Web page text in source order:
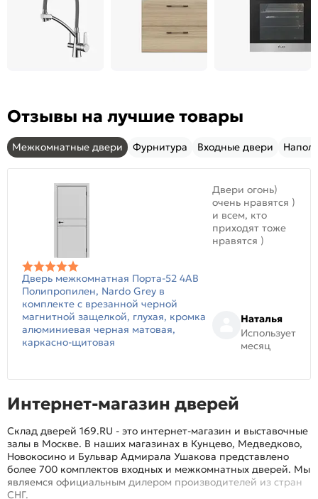
Отзывы на лучшие товары
Межкомнатные двери Фурнитура Входные двери
Дверь межкомнатная Порта-52 4AB
Полипропилен, Nardo Grey в
комплекте с врезанной черной
магнитной защелкой, глухая, кромка
алюминиевая черная матовая,
каркасно-щитовая
Двери огонь)
очень нравятся )
и всем, кто
приходят тоже
нравятся )
Наталья
Использует
месяц
Интернет-магазин дверей
Склад дверей 169.RU - это интернет-магазин и выставочные
залы в Москве. В наших магазинах в Кунцево, Медведково,
Новокосино и Бульвар Адмирала Ушакова представлено
более 700 комплектов входных и межкомнатных дверей. Мы
являемся официальным дилером производителей из стран
СНГ.